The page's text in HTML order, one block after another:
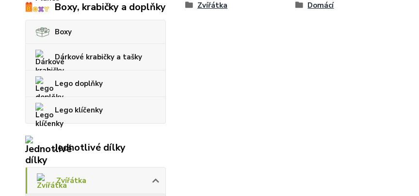
Boxy, krabičky a doplňky
Boxy
Dárkové krabičky a tašky
Lego doplňky
Lego klíčenky
Jednotlivé dílky
Zvířátka
Zvířátka Domácí